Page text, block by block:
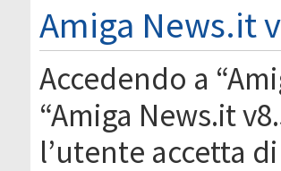
Amiga News.it
Accedendo a
“Amiga News.it
l’utente accetta